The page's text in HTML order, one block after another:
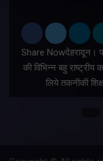
Share Nowदेहरादून।
की विभिन्न बहु
लिये तकनीकी